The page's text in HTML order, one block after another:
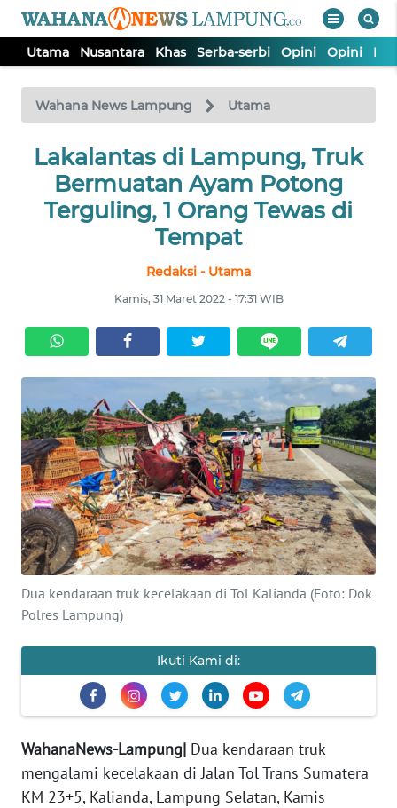
Utama Nusantara Khas Serba-serbi Opini Opini
Wahana News Lampung Utama
Lakalantas di Lampung, Truk
Bermuatan Ayam Potong
Terguling, 1 Orang Tewas di
Tempat
Redaksi - Utama
Kamis, 31 Maret 2022 - 17:31 WIB
Dua kendaraan truk kecelakaan di Tol Kalianda (Foto: Dok
Polres Lampung)
Ikuti Kami di:
WahanaNews-Lampung| Dua kendaraan truk
mengalami kecelakaan di Jalan Tol Trans Sumatera
KM 23+5, Kalianda, Lampung Selatan, Kamis
TV
Tutup
UTAMA
NUSANTARA
SERBI
OPINI
OPINI
Informasi
INDEKS
BERITA
KONTAK
KAMI
PEDOMAN
MEDIA